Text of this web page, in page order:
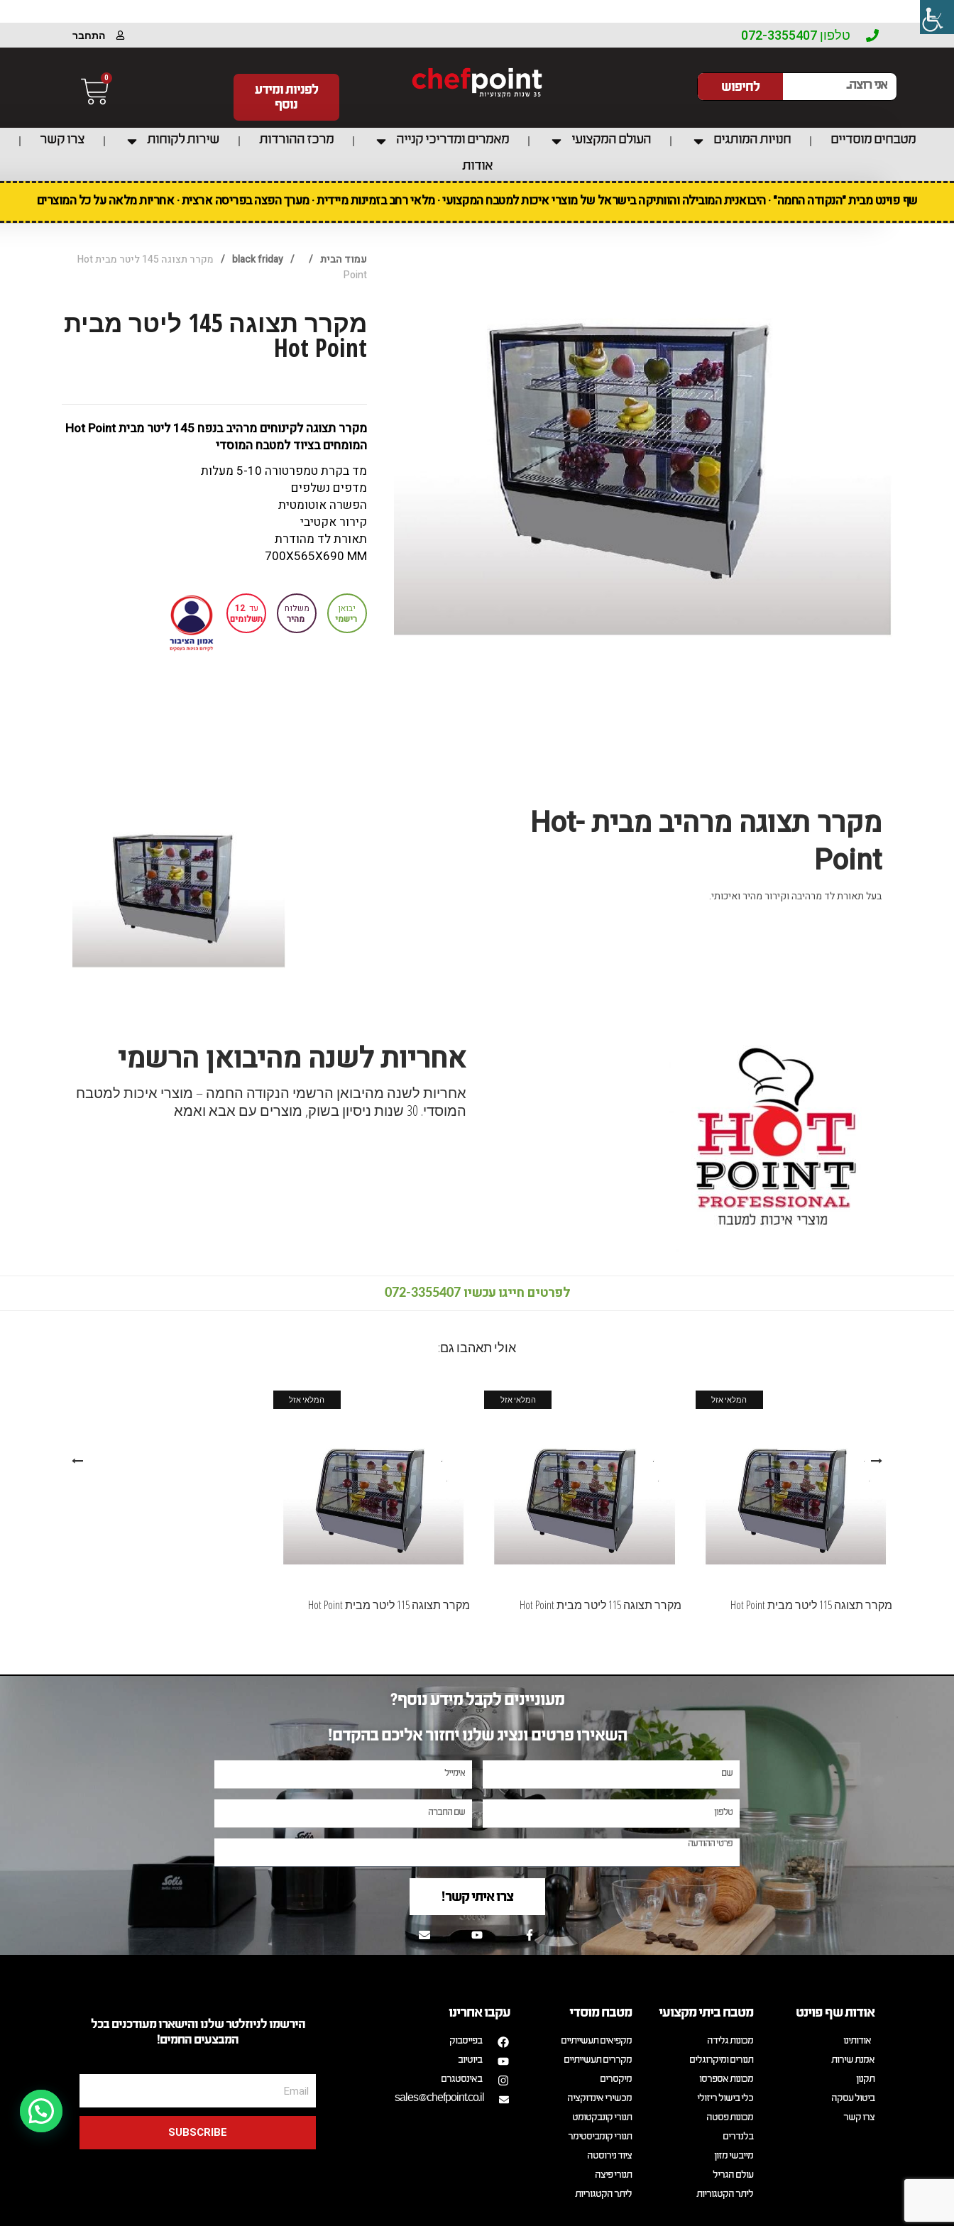
טלפון 072-3355407 התחבר
לחיפוש
לפניות ומידע
נוסף
0
מטבחים מוסדיים חנויות המותגים העולם המקצועי מאמרים ומדריכי קנייה מרכז ההורדות שירות לקוחות
צרו קשר
אודות
שף פוינט מבית "הנקודה החמה" · היבואנית המובילה והוותיקה בישראל של מוצרי איכות למטבח המקצועי · מלאי רחב בזמינות מיידית · מערך הפצה בפריסה ארצית · אחריות מלאה על כל המוצרים
עמוד הבית /
/
black friday
/
מקרר תצוגה 145 ליטר מבית Hot
Point
מקרר תצוגה 145 ליטר מבית
Hot Point
מקרר תצוגה לקינוחים מרהיב בנפח 145 ליטר מבית Hot Point
המומחים בציוד למטבח המוסדי
מד בקרת טמפרטורה 5-10 מעלות
מדפים נשלפים
הפשרה אוטומטית
קירור אקטיבי
תאורת לד מהודרת
700X565X690 MM
יבואן
רישמי
משלוח
מהיר
עד 12
תשלומים
מקרר תצוגה מרהיב מבית Hot-
Point
בעל תאורת לד מרהיבה וקירור מהיר ואיכותי.
אחריות לשנה מהיבואן הרשמי
אחריות לשנה מהיבואן הרשמי הנקודה החמה – מוצרי איכות למטבח
המוסדי. 30 שנות ניסיון בשוק, מוצרים עם אבא ואמא
לפרטים חייגו עכשיו072-3355407
אולי תאהבו גם:
המלאי אזל
מקרר תצוגה 115 ליטר מבית Hot Point
המלאי אזל
מקרר תצוגה 115 ליטר מבית Hot Point
המלאי אזל
מקרר תצוגה 115 ליטר מבית Hot Point
מעוניינים לקבל מידע נוסף?
השאירו פרטים ונציג שלנו יחזור אליכם בהקדם!
צרו איתי קשר!
אודות שף פוינט
אודותינו
אמנת שירות
תקנון
ביטול עסקה
צרו קשר
מטבח ביתי מקצועי
מכונות גלידה
תנורים ומיקרוגלים
מכונות אספרסו
כלי בישול ריזולי
מכונות פסטה
בלנדרים
מייבשי מזון
עולם הגריל
ליתר הקטגוריות
מטבח מוסדי
מקפיאים תעשייתיים
מקררים תעשייתיים
מיקסרים
מכשירי אינדוקציה
תנורי קונבקטומט
תנורי קומביסטימר
ציוד נירוסטה
תנורי פיצה
ליתר הקטגוריות
עקבו אחרינו
בפייסבוק
ביוטיוב
באינסטגרם
sales@chefpoint.co.il
הירשמו לניוזלטר שלנו והישארו מעודכנים בכל
המבצעים החמים!
SUBSCRIBE
דברו איתנו!
דברו איתנו!